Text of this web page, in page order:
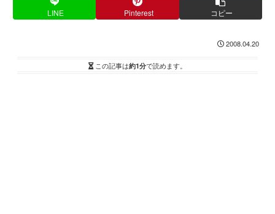
LINE Pinterest コピー
2008.04.20
この記事は約1分で読めます。